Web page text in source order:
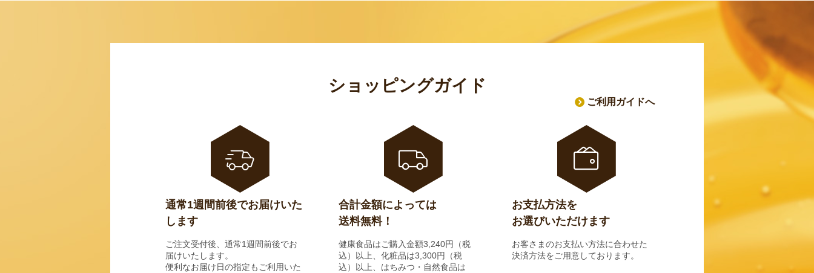
ショッピングガイド
ご利用ガイドへ
通常1週間前後でお届けいた
します
ご注文受付後、通常1週間前後でお
届けいたします。
便利なお届け日の指定もご利用いた
合計金額によっては
送料無料！
健康食品はご購入金額3,240円（税
込）以上、化粧品は3,300円（税
込）以上、はちみつ・自然食品は
お支払方法を
お選びいただけます
お客さまのお支払い方法に合わせた
決済方法をご用意しております。